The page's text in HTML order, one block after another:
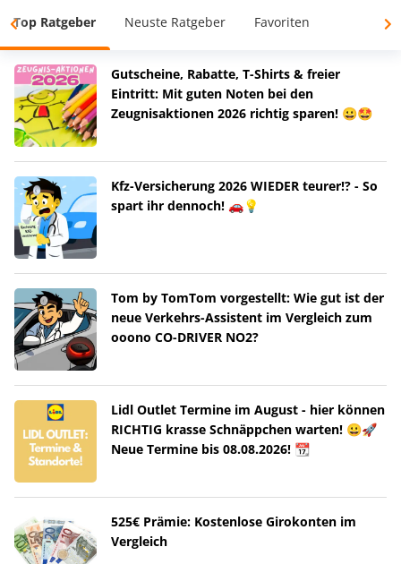
Top Ratgeber Neuste Ratgeber Favoriten
Gutscheine, Rabatte, T-Shirts & freier
Eintritt: Mit guten Noten bei den
Zeugnisaktionen 2026 richtig sparen! 😀🤩
Kfz-Versicherung 2026 WIEDER teurer!? - So
spart ihr dennoch! 🚗💡
Tom by TomTom vorgestellt: Wie gut ist der
neue Verkehrs-Assistent im Vergleich zum
ooono CO-DRIVER NO2?
Lidl Outlet Termine im August - hier können
RICHTIG krasse Schnäppchen warten! 😀🚀
Neue Termine bis 08.08.2026! 📆
525€ Prämie: Kostenlose Girokonten im
Vergleich